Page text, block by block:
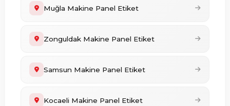
Muğla Makine Panel Etiket
Zonguldak Makine Panel Etiket
Samsun Makine Panel Etiket
Kocaeli Makine Panel Etiket